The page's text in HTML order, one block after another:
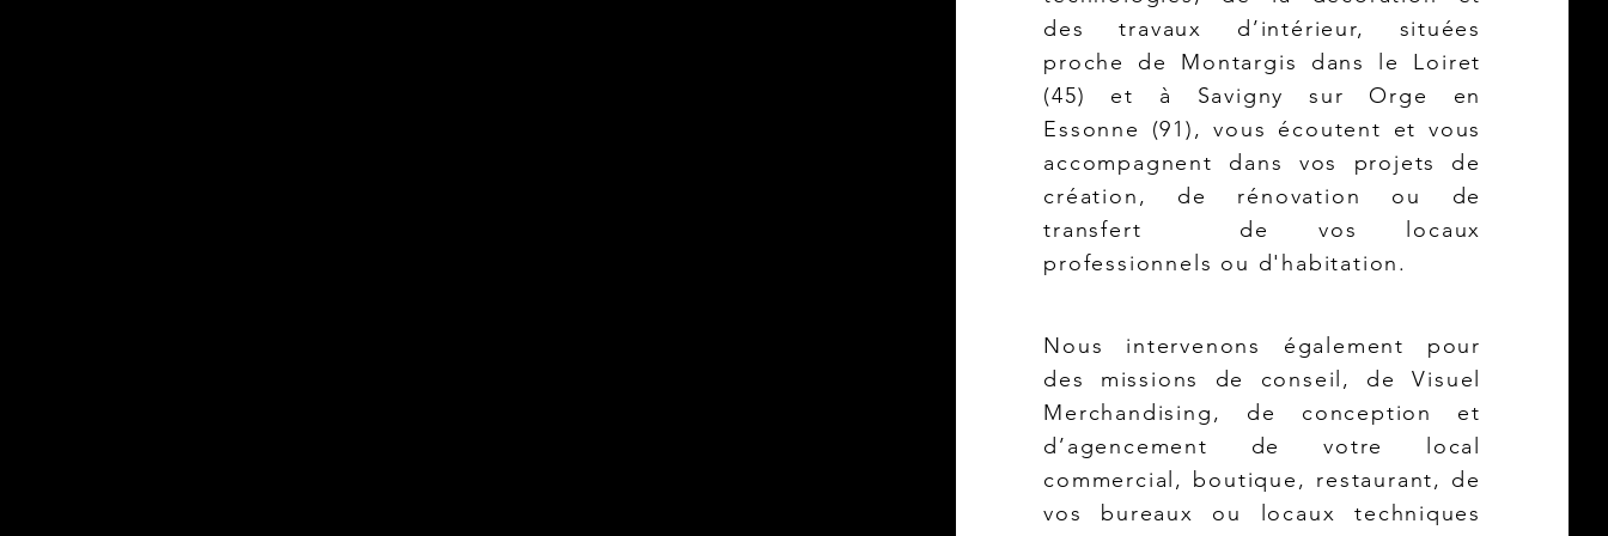
des travaux d’intérieur, situées
proche de Montargis dans le Loiret
(45) et à Savigny sur Orge en
Essonne (91), vous écoutent et vous
accompagnent dans vos projets de
création, de rénovation ou de
transfert de vos locaux
professionnels ou d'habitation.
Nous intervenons également pour
des missions de conseil, de Visuel
Merchandising, de conception et
d’agencement de votre local
commercial, boutique, restaurant, de
vos bureaux ou locaux techniques